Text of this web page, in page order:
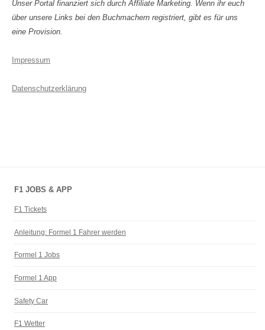
Unser Portal finanziert sich durch Affiliate Marketing. Wenn ihr euch
über unsere Links bei den Buchmachern registriert, gibt es für uns
eine Provision.
Impressum
Datenschutzerklärung
F1 JOBS & APP
F1 Tickets
Anleitung: Formel 1 Fahrer werden
Formel 1 Jobs
Formel 1 App
Safety Car
F1 Wetter